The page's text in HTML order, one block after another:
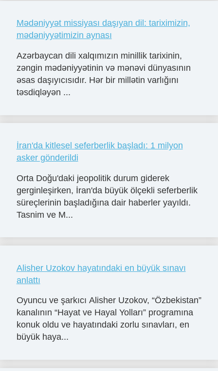
Mədəniyyət missiyası daşıyan dil: tariximizin,
mədəniyyətimizin aynası
Azərbaycan dili xalqımızın minillik tarixinin,
zəngin mədəniyyətinin və mənəvi dünyasının
əsas daşıyıcısıdır. Hər bir millətin varlığını
təsdiqləyən ...
İran'da kitlesel seferberlik başladı: 1 milyon
asker gönderildi
Orta Doğu'daki jeopolitik durum giderek
gerginleşirken, İran'da büyük ölçekli seferberlik
süreçlerinin başladığına dair haberler yayıldı.
Tasnim ve M...
Alisher Uzokov hayatındaki en büyük sınavı
anlattı
Oyuncu ve şarkıcı Alisher Uzokov, “Özbekistan”
kanalının “Hayat ve Hayal Yolları” programına
konuk oldu ve hayatındaki zorlu sınavları, en
büyük haya...